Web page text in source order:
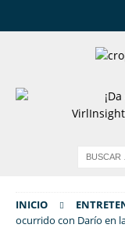
INICIO
ocurrido con Darío en